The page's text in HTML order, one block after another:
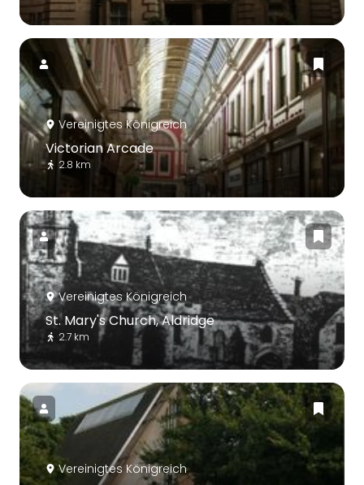
Vereinigtes Königreich
Victorian Arcade
2.8 km
Vereinigtes Königreich
St. Mary's Church, Aldridge
2.7 km
Vereinigtes Königreich